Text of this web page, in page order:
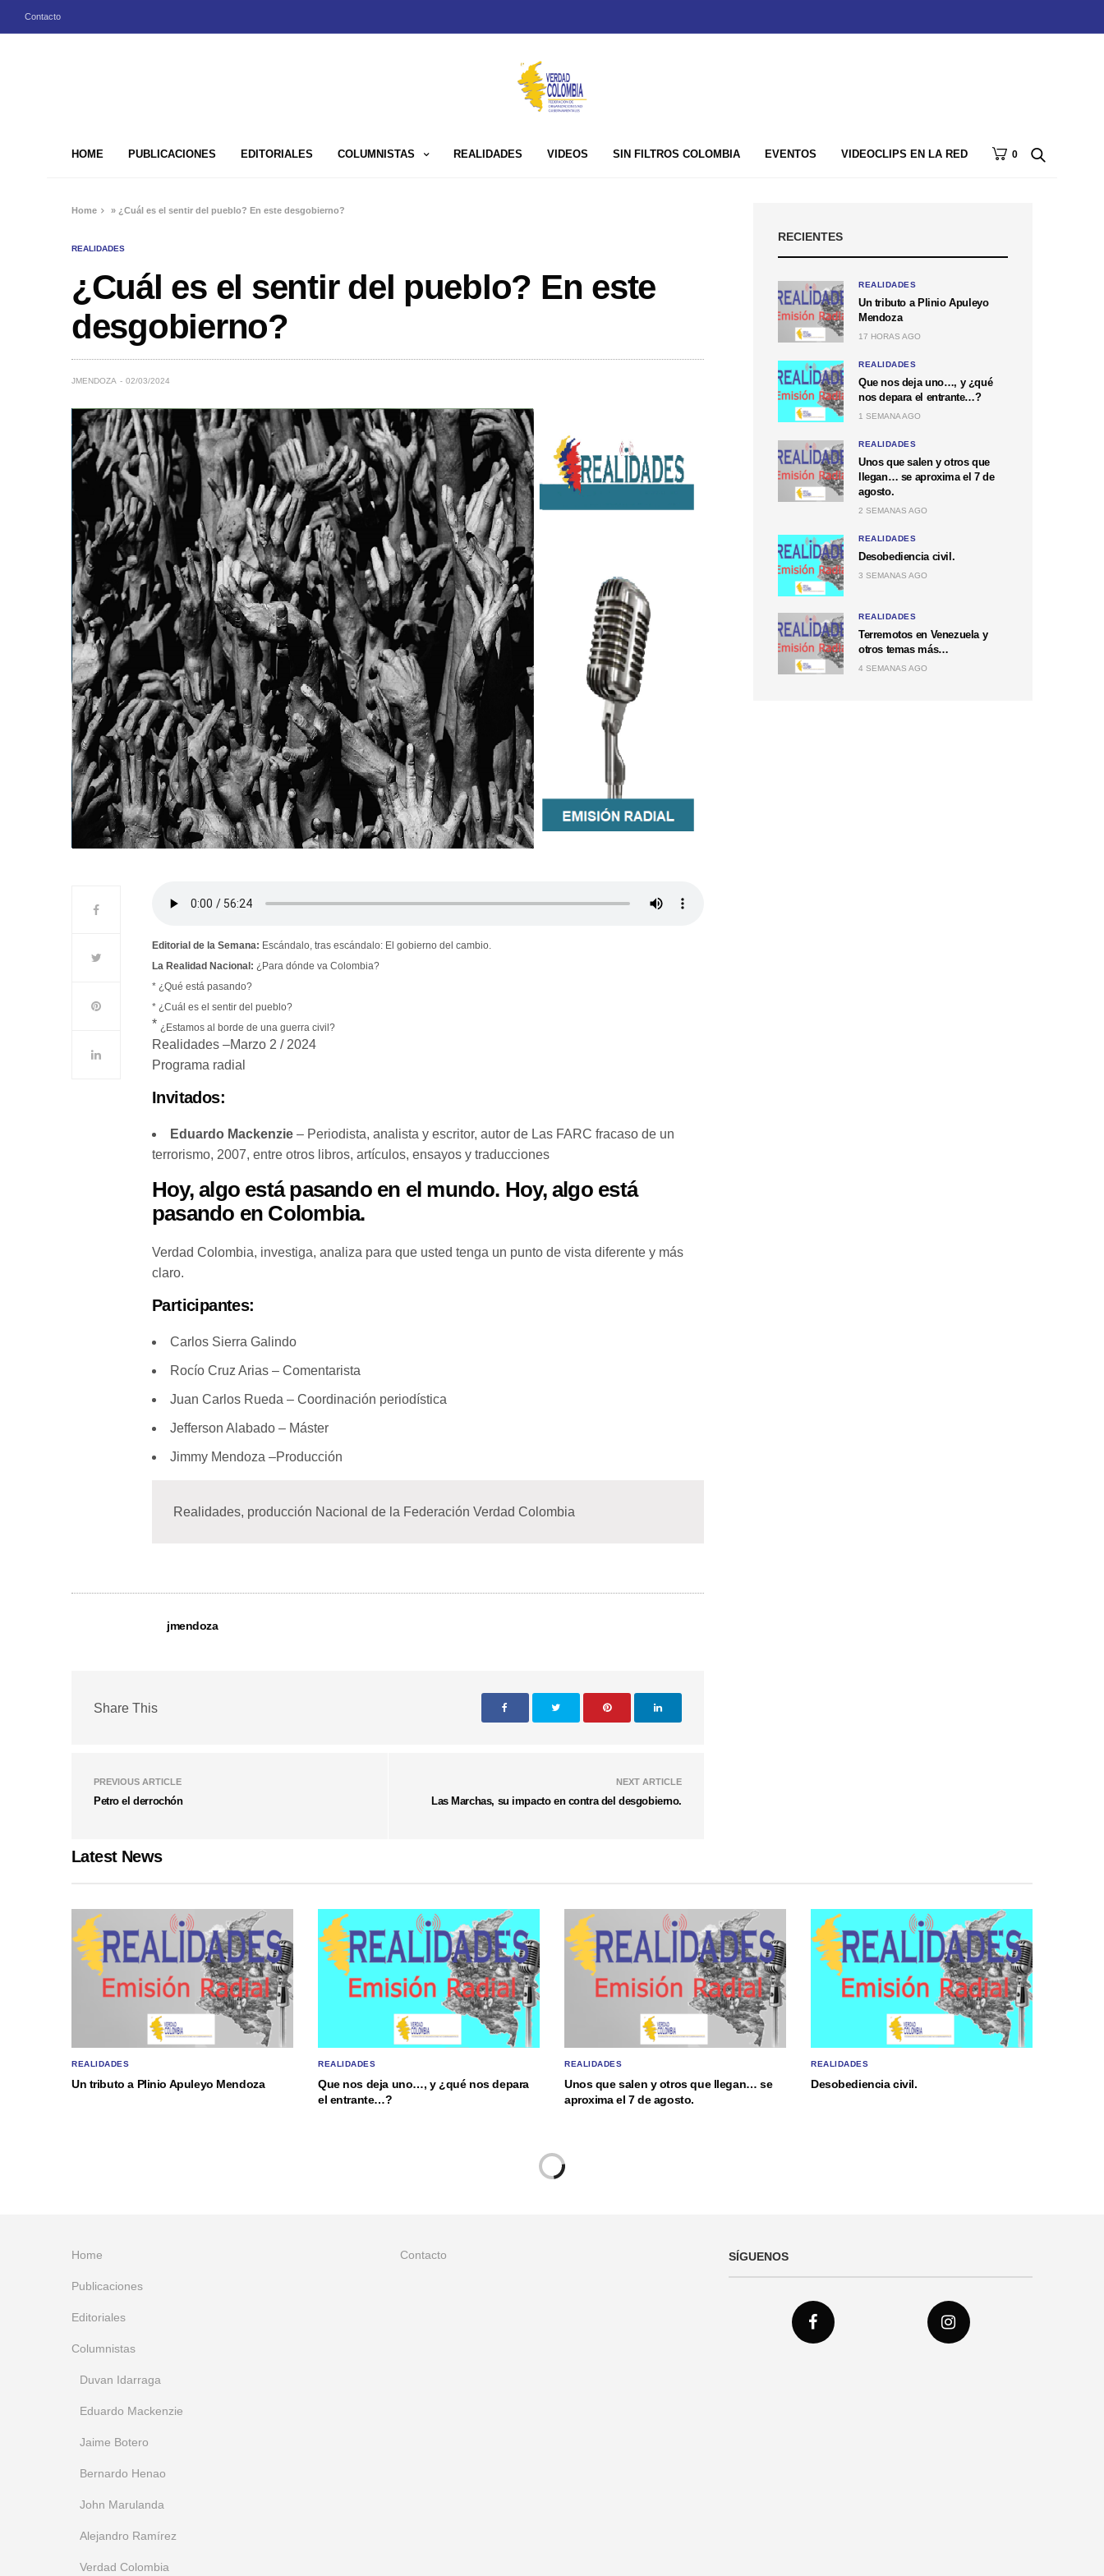
Contacto
HOME PUBLICACIONES EDITORIALES COLUMNISTAS REALIDADES VIDEOS SIN FILTROS COLOMBIA EVENTOS VIDEOCLIPS EN LA RED 0
Home » ¿Cuál es el sentir del pueblo? En este desgobierno?
REALIDADES
¿Cuál es el sentir del pueblo? En este
desgobierno?
JMENDOZA 02/03/2024
Editorial de la Semana: Escándalo, tras escándalo: El gobierno del cambio.
La Realidad Nacional: ¿Para dónde va Colombia?
* ¿Qué está pasando?
* ¿Cuál es el sentir del pueblo?
* ¿Estamos al borde de una guerra civil?
Realidades –Marzo 2 / 2024
Programa radial
Invitados:
Eduardo Mackenzie – Periodista, analista y escritor, autor de Las FARC fracaso de un
terrorismo, 2007, entre otros libros, artículos, ensayos y traducciones
Hoy, algo está pasando en el mundo. Hoy, algo está
pasando en Colombia.
Verdad Colombia, investiga, analiza para que usted tenga un punto de vista diferente y más
claro.
Participantes:
Carlos Sierra Galindo
Rocío Cruz Arias – Comentarista
Juan Carlos Rueda – Coordinación periodística
Jefferson Alabado – Máster
Jimmy Mendoza –Producción
Realidades, producción Nacional de la Federación Verdad Colombia
jmendoza
Share This
PREVIOUS ARTICLE
Petro el derrochón
NEXT ARTICLE
Las Marchas, su impacto en contra del desgobierno.
RECIENTES
REALIDADES
Un tributo a Plinio Apuleyo
Mendoza
17 HORAS AGO
REALIDADES
Que nos deja uno…, y ¿qué
nos depara el entrante…?
1 SEMANA AGO
REALIDADES
Unos que salen y otros que
llegan… se aproxima el 7 de
agosto.
2 SEMANAS AGO
REALIDADES
Desobediencia civil.
3 SEMANAS AGO
REALIDADES
Terremotos en Venezuela y
otros temas más…
4 SEMANAS AGO
Latest News
REALIDADES
Un tributo a Plinio Apuleyo Mendoza
REALIDADES
Que nos deja uno…, y ¿qué nos depara
el entrante…?
REALIDADES
Unos que salen y otros que llegan… se
aproxima el 7 de agosto.
REALIDADES
Desobediencia civil.
Home
Publicaciones
Editoriales
Columnistas
Duvan Idarraga
Eduardo Mackenzie
Jaime Botero
Bernardo Henao
John Marulanda
Alejandro Ramírez
Verdad Colombia
Contacto SÍGUENOS